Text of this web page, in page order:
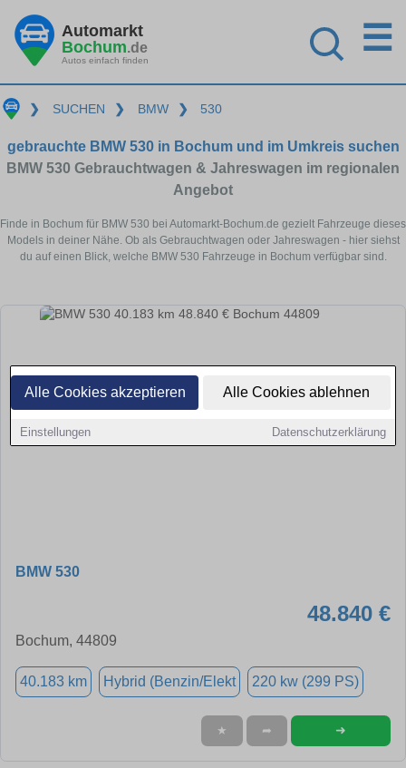
Alle Cookies akzeptieren Alle Cookies ablehnen
Einstellungen Datenschutzerklärung
Automarkt
Bochum.de
Autos einfach finden
☰
❯ SUCHEN ❯ BMW ❯ 530
gebrauchte BMW 530 in Bochum und im Umkreis suchen
BMW 530 Gebrauchtwagen & Jahreswagen im regionalen
Angebot
Finde in Bochum für BMW 530 bei Automarkt-Bochum.de gezielt Fahrzeuge dieses
Models in deiner Nähe. Ob als Gebrauchtwagen oder Jahreswagen - hier siehst
du auf einen Blick, welche BMW 530 Fahrzeuge in Bochum verfügbar sind.
BMW 530
48.840 €
Bochum, 44809
40.183 km Hybrid (Benzin/Elekt 220 kw (299 PS)
★ ➦ ➜